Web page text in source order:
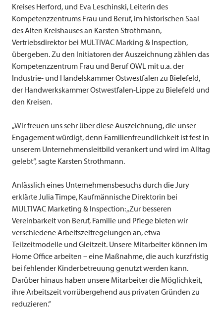
Kreises Herford, und Eva Leschinski, Leiterin des
Kompetenzzentrums Frau und Beruf, im historischen Saal
des Alten Kreishauses an Karsten Strothmann,
Vertriebsdirektor bei MULTIVAC Marking & Inspection,
übergeben. Zu den Initiatoren der Auszeichnung zählen das
Kompetenzzentrum Frau und Beruf OWL mit u.a. der
Industrie- und Handelskammer Ostwestfalen zu Bielefeld,
der Handwerkskammer Ostwestfalen-Lippe zu Bielefeld und
den Kreisen.
„Wir freuen uns sehr über diese Auszeichnung, die unser
Engagement würdigt, denn Familienfreundlichkeit ist fest in
unserem Unternehmensleitbild verankert und wird im Alltag
gelebt“, sagte Karsten Strothmann.
Anlässlich eines Unternehmensbesuchs durch die Jury
erklärte Julia Timpe, Kaufmännische Direktorin bei
MULTIVAC Marketing & Inspection: „Zur besseren
Vereinbarkeit von Beruf, Familie und Pflege bieten wir
verschiedene Arbeitszeitregelungen an, etwa
Teilzeitmodelle und Gleitzeit. Unsere Mitarbeiter können im
Home Office arbeiten – eine Maßnahme, die auch kurzfristig
bei fehlender Kinderbetreuung genutzt werden kann.
Darüber hinaus haben unsere Mitarbeiter die Möglichkeit,
ihre Arbeitszeit vorrübergehend aus privaten Gründen zu
reduzieren.“